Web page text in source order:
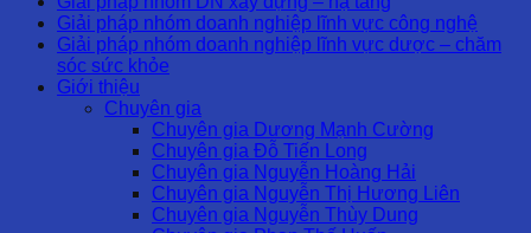
Giải pháp nhóm doanh nghiệp lĩnh vực công nghệ
Giải pháp nhóm doanh nghiệp lĩnh vực dược – chăm
sóc sức khỏe
Giới thiệu
Chuyên gia
Chuyên gia Dương Mạnh Cường
Chuyên gia Đỗ Tiến Long
Chuyên gia Nguyễn Hoàng Hải
Chuyên gia Nguyễn Thị Hương Liên
Chuyên gia Nguyễn Thùy Dung